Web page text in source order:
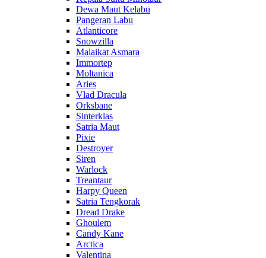
Dewa Maut Kelabu
Pangeran Labu
Atlanticore
Snowzilla
Malaikat Asmara
Immortep
Moltanica
Aries
Vlad Dracula
Orksbane
Sinterklas
Satria Maut
Pixie
Destroyer
Siren
Warlock
Treantaur
Harpy Queen
Satria Tengkorak
Dread Drake
Ghoulem
Candy Kane
Arctica
Valentina